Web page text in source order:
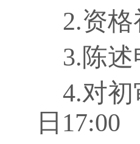
2.资格
3.陈述
4.对
日 17:00